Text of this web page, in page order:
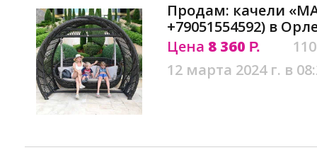
Продам: качели
+79051554592) в
Цена 8 360 Р.
12 марта 2024 г. в